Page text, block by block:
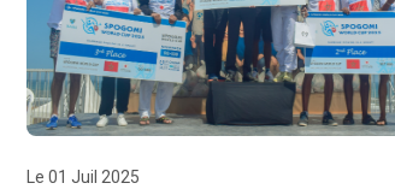
Le 01 Juil 2025